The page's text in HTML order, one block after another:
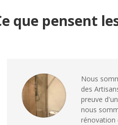
que pensent
Nous
des
preuve
nous
rénovation